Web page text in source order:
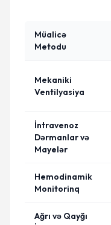
Müalicə
Metodu
Mekaniki
Ventilyasiya
İntravenoz
Dərmanlar və
Mayelər
Hemodinamik
Monitorinq
Ağrı və Qayğı